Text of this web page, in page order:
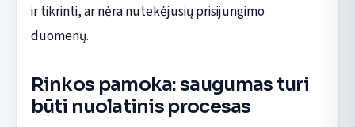
ir tikrinti, ar nėra nutekėjusių prisijungimo
duomenų.
Rinkos pamoka: saugumas turi
būti nuolatinis procesas